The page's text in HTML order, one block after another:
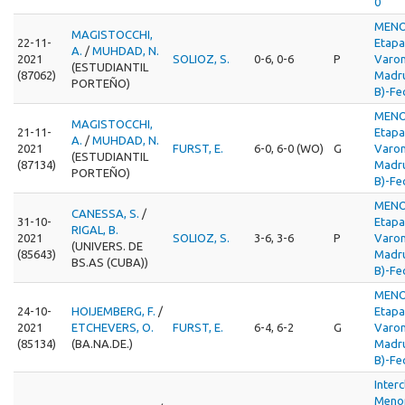
22-11-
2021
(87062)
MAGISTOCCHI,
A. / MUHDAD, N.
(ESTUDIANTIL
PORTEÑO)
SOLIOZ, S. 0-6, 0-6 P
B)-
21-11-
2021
(87134)
MAGISTOCCHI,
A. / MUHDAD, N.
(ESTUDIANTIL
PORTEÑO)
FURST, E. 6-0, 6-0 (WO) G
B)-
31-10-
2021
(85643)
CANESSA, S. /
RIGAL, B.
(UNIVERS. DE
BS.AS (CUBA))
SOLIOZ, S. 3-6, 3-6 P
B)-
24-10-
2021
(85134)
HOIJEMBERG, F. /
ETCHEVERS, O.
(BA.NA.DE.)
FURST, E. 6-4, 6-2 G
B)-